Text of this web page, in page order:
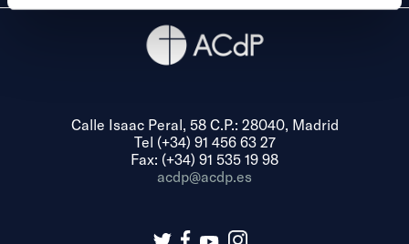
Calle Isaac Peral, 58 C.P.: 28040, Madrid
Tel (+34) 91 456 63 27
Fax: (+34) 91 535 19 98
acdp@acdp.es